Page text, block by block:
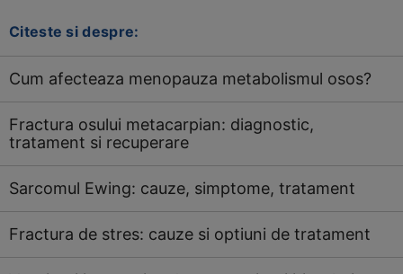
Citeste si despre:
Cum afecteaza menopauza metabolismul osos?
Fractura osului metacarpian: diagnostic,
tratament si recuperare
Sarcomul Ewing: cauze, simptome, tratament
Fractura de stres: cauze si optiuni de tratament